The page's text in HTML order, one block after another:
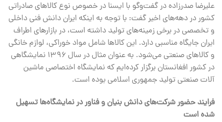
علیرضا صدرزاده در گفت‌وگو با ایسنا در خصوص نوع کالاهای صادراتی
کشور در دهه‌های اخیر گفت: با توجه به اینکه ایران دانش فنی داخلی
و تخصصی در برخی زمینه‌های تولید داشته است، در بازارهای اطراف
ایران جایگاه مناسبی دارد. این کالاها شامل مواد خوراکی، لوازم خانگی
و کالاهای صنعتی می‌شود. به عنوان مثال در سال ۱۳۹۶ نمایشگاهی
در کشور افغانستان برگزار کرده‌ایم که نمایشگاه اختصاصی ماشین
آلات صنعتی تولید جمهوری اسلامی بوده است.
فرایند حضور شرکت‌های دانش بنیان و فناور در نمایشگاه‌ها تسهیل
شده است